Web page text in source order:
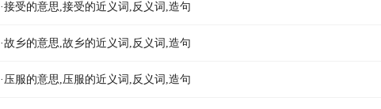
·接受的意思,接受的近义词,反义词,造句
·故乡的意思,故乡的近义词,反义词,造句
·压服的意思,压服的近义词,反义词,造句